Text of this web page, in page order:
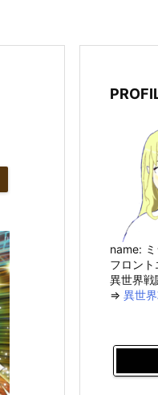
name:
フロント
異世界
⇒ 異世